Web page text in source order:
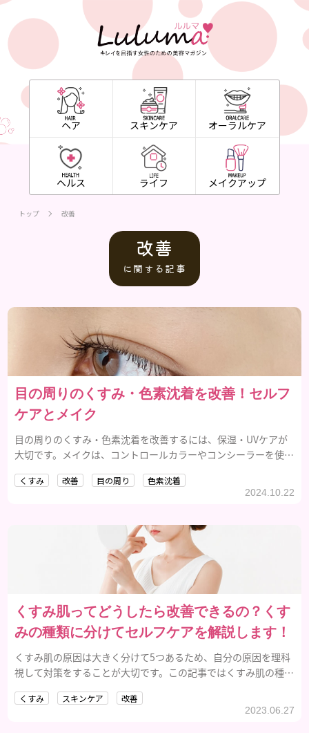
ヘア スキンケア オーラルケア
ヘルス ライフ メイクアップ
トップ 改善
改善
に関する記事
目の周りのくすみ・色素沈着を改善！セルフ
ケアとメイク
目の周りのくすみ・色素沈着を改善するには、保湿・UVケアが
大切です。メイクは、コントロールカラーやコンシーラーを使用
くすみ 改善 目の周り 色素沈着
2024.10.22
くすみ肌ってどうしたら改善できるの？くす
みの種類に分けてセルフケアを解説します！
くすみ肌の原因は大きく分けて5つあるため、自分の原因を理科
視して対策をすることが大切です。この記事ではくすみ肌の種類
くすみ スキンケア 改善
2023.06.27